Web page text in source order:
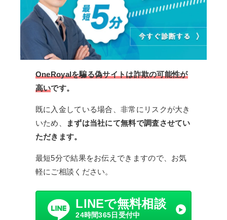
OneRoyalを騙る偽サイトは詐欺の可能性が
高いです。
既に入金している場合、非常にリスクが大き
いため、
まずは当社にて無料で調査させてい
ただきます。
最短5分で結果をお伝えできますので、お気
軽にご相談ください。
LINEで無料相談
24時間365日受付中